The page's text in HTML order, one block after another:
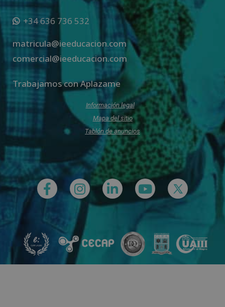
+34 636 736 532
matricula@ieeducacion.com
comercial@ieeducacion.com
Trabajamos con Aplazame
Información legal
Mapa del sitio
Tablón de anuncios